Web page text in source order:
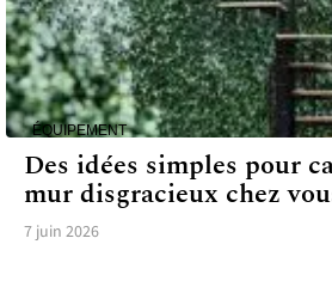
ÉQUIPEMENT
Des idées simples pour
mur disgracieux chez
7 juin 2026